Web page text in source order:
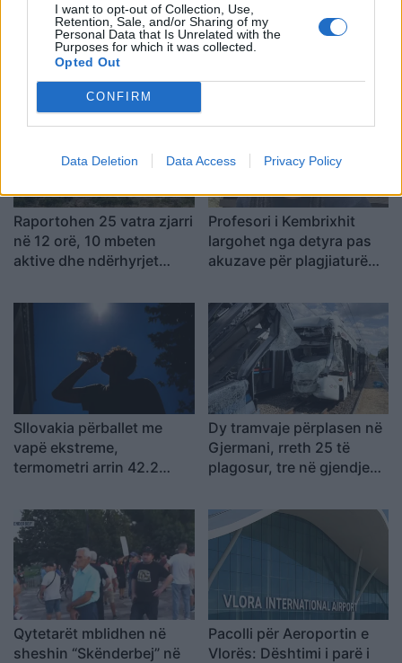
I want to opt-out of Collection, Use,
Retention, Sale, and/or Sharing of my
Personal Data that Is Unrelated with the
Purposes for which it was collected.
Opted Out
CONFIRM
Data Deletion Data Access Privacy Policy
Raportohen 25 vatra zjarri
në 12 orë, 10 mbeten
aktive dhe ndërhyrjet
Profesori i Kembrixhit
largohet nga detyra pas
akuzave për plagjiaturë
Sllovakia përballet me
vapë ekstreme,
termometri arrin 42.2
Dy tramvaje përplasen në
Gjermani, rreth 25 të
plagosur, tre në gjendje
Qytetarët mblidhen në
sheshin “Skënderbej” në
Pacolli për Aeroportin e
Vlorës: Dështimi i parë i